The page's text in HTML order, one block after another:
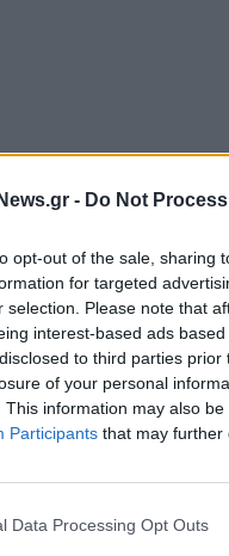
- Do Not
opt-out of the sale, sharing
for targeted
selection. Please note that
interest-based ads
to third parties
of your personal
This information may also
Participants that may further
Data Processing Opt Outs
για «σοβαρό κύμα
Δελχί, το
χώρα.
Χαριάνα, το